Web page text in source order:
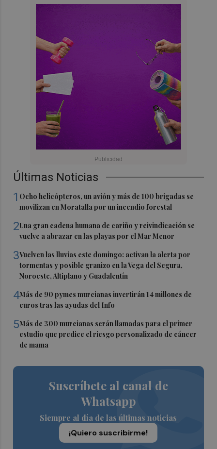
Últimas Noticias
1 Ocho helicópteros, un avión y más de 100 brigadas se
movilizan en Moratalla por un incendio forestal
2Una gran cadena humana de cariño y reivindicación se
vuelve a abrazar en las playas por el Mar Menor
3Vuelven las lluvias este domingo: activan la alerta por
tormentas y posible granizo en la Vega del Segura,
Noroeste, Altiplano y Guadalentín
4Más de 90 pymes murcianas invertirán 14 millones de
euros tras las ayudas del Info
5Más de 300 murcianas serán llamadas para el primer
estudio que predice el riesgo personalizado de cáncer
de mama
Suscríbete al canal de
Whatsapp
Siempre al día de las últimas noticias
¡Quiero suscribirme!